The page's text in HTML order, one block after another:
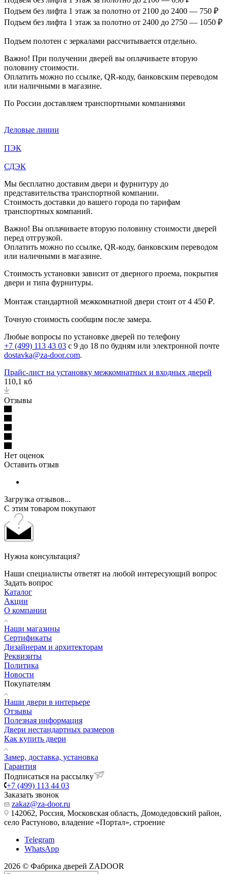
Подъем без лифта 1 этаж за полотно от 2100 до 2400 — 750 ₽
Подъем без лифта 1 этаж за полотно от 2400 до 2750 — 1050 ₽
Подъем полотен с зеркалами рассчитывается отдельно.
Важно! При получении дверей вы оплачиваете вторую
половину стоимости.
Оплатить можно по ссылке, QR-коду, банковским переводом
или наличными в магазине.
По России доставляем транспортными компаниями
Деловые линии
ПЭК
СДЭК
Мы бесплатно доставим двери и фурнитуру до
представительства транспортной компании.
Стоимость доставки до вашего города по тарифам
транспортных компаний.
Важно! Вы оплачиваете вторую половину стоимости дверей
перед отгрузкой.
Оплатить можно по ссылке, QR-коду, банковским переводом
или наличными в магазине.
Стоимость установки зависит от дверного проема, покрытия
двери и типа фурнитуры.
Монтаж стандартной межкомнатной двери стоит от 4 450 ₽.
Точную стоимость сообщим после замера.
Любые вопросы по установке дверей по телефону
+7 (499) 113 43 03 с 9 до 18 по будням или электронной почте
dostavka@za-door.com.
Прайс-лист на установку межкомнатных и входных дверей
110,1 кб
Отзывы
Нет оценок
Оставить отзыв
Загрузка отзывов...
С этим товаром покупают
Нужна консультация?
Наши специалисты ответят на любой интересующий вопрос
Задать вопрос
Каталог
Акции
О компании
Наши магазины
Сертификаты
Дизайнерам и архитекторам
Реквизиты
Политика
Новости
Покупателям
Наши двери в интерьере
Отзывы
Полезная информация
Двери нестандартных размеров
Как купить двери
Замер, доставка, установка
Гарантия
Подписаться на рассылку
+7 (499) 113 44 03
Заказать звонок
zakaz@za-door.ru
142062, Россия, Московская область, Домодедовский район,
село Растуново, владение «Портал», строение
Telegram
WhatsApp
2026 © Фабрика дверей ZADOOR